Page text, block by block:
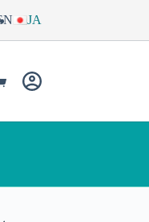
JA